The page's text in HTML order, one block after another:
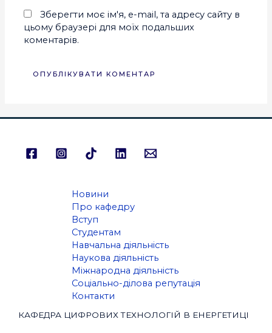
Зберегти моє ім'я, e-mail, та адресу сайту в
цьому браузері для моїх подальших
коментарів.
Новини
Про кафедру
Вступ
Студентам
Навчальна діяльність
Наукова діяльність
Міжнародна діяльність
Соціально-ділова репутація
Контакти
КАФЕДРА ЦИФРОВИХ ТЕХНОЛОГІЙ В ЕНЕРГЕТИЦІ